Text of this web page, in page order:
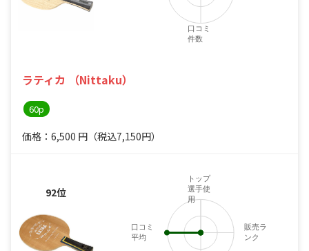
ラティカ （Nittaku）
60p
価格：6,500 円 （税込7,150円）
口コミ
件数
92位
トップ
選手使
用
販売ラ
ンク
口コミ
平均